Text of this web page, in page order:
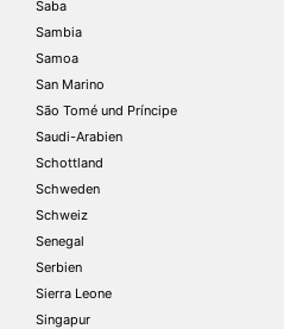
Saba
Sambia
Samoa
San Marino
São Tomé und Príncipe
Saudi-Arabien
Schottland
Schweden
Schweiz
Senegal
Serbien
Sierra Leone
Singapur